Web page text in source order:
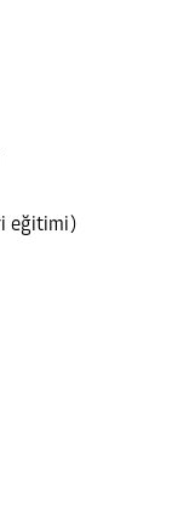
eğitimi)